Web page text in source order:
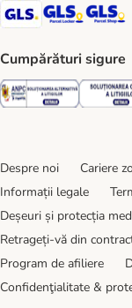
GLS Shipping
GLS
Cumpărături sigure
Security
Despre noi Cariere
Informații legale
Deșeuri și protecția
Retrageți-vă din
Program de afiliere
Confidenţialitate &